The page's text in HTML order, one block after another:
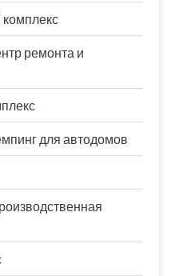
ремонта и
для автодомов